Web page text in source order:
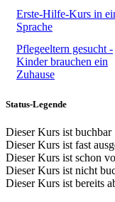
Erste-Hilfe-Kurs in
Sprache
Pflegeeltern gesucht -
Kinder brauchen ein
Zuhause
Status-Legende
Dieser Kurs ist buchbar
Dieser Kurs ist fast
Dieser Kurs ist schon
Dieser Kurs ist nicht
Dieser Kurs ist bereits